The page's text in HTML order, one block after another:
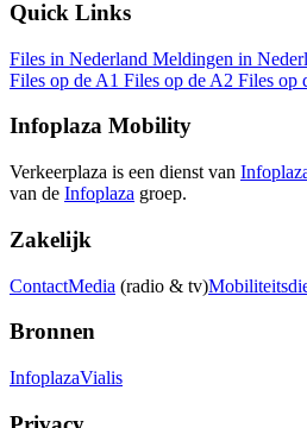
Quick Links
Files in Nederland Meldingen in
Files op de A1 Files op de A2 Files op
Infoplaza Mobility
Verkeerplaza is een dienst van
van de Infoplaza groep.
Zakelijk
ContactMedia (radio & tv)
Bronnen
InfoplazaVialis